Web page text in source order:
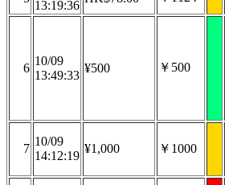
13:19:36
6
10/09
13:49:33
¥500 ￥500
7
10/09
14:12:19
¥1,000 ￥1000